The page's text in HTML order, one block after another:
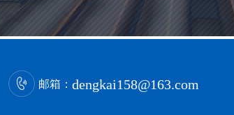
邮箱：dengkai158@163.com